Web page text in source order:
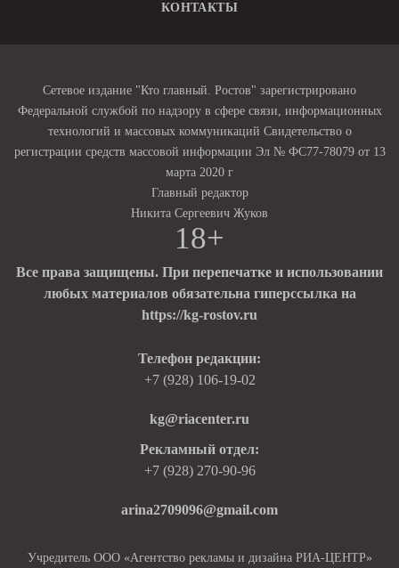
КОНТАКТЫ
Сетевое издание "Кто главный. Ростов" зарегистрировано
Федеральной службой по надзору в сфере связи, информационных
технологий и массовых коммуникаций Свидетельство о
регистрации средств массовой информации Эл № ФС77-78079 от 13
марта 2020 г
Главный редактор
Никита Сергеевич Жуков
18+
Все права защищены. При перепечатке и использовании
любых материалов обязательна гиперссылка на
https://kg-rostov.ru
Телефон редакции:
+7 (928) 106-19-02
kg@riacenter.ru
Рекламный отдел:
+7 (928) 270-90-96
arina2709096@gmail.com
Учредитель ООО «Агентство рекламы и дизайна РИА-ЦЕНТР»